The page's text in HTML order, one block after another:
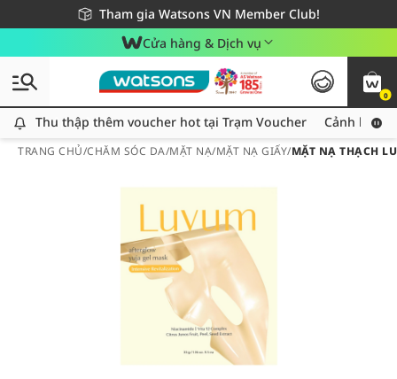
Tham gia Watsons VN Member Club!
Miễn phí giao hàng cho đơn hàng từ 249,000Đ
Giao hàng nhanh 24h - Áp dụng khu vực TP. Hồ Chí Minh
Cửa hàng & Dịch vụ
0
Thu thập thêm voucher hot tại Trạm Voucher
Thu thập thêm voucher hot tại Trạm Voucher Cảnh báo
TRANG CHỦ/CHĂM SÓC DA/MẶT NẠ/MẶT NẠ GIẤY/MẶT NẠ THẠCH